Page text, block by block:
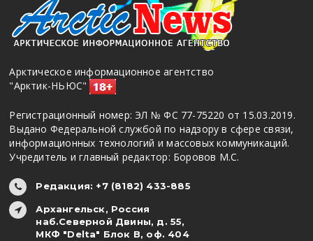
Арктическое информационное агентство
"Арктик-НЬЮС"
Регистрационный номер: ЭЛ № ФС 77-75220 от 15.03.2019.
Выдано Федеральной службой по надзору в сфере связи,
информационных технологий и массовых коммуникаций.
Учредитель и главный редактор: Боровов М.С.
Редакция: +7 (8182) 433-885
Архангельск, Россия
наб.Северной Двины, д. 55,
МКФ "Delta" Блок В, оф. 404